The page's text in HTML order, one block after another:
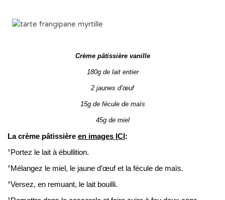
Crème pâtissière vanille
180g de lait entier
2 jaunes d’œuf
15g de fécule de maïs
45g de miel
La crème pâtissière en images ICI:
°Portez le lait à ébullition.
°Mélangez le miel, le jaune d’œuf et la fécule de maïs.
°Versez, en remuant, le lait bouilli.